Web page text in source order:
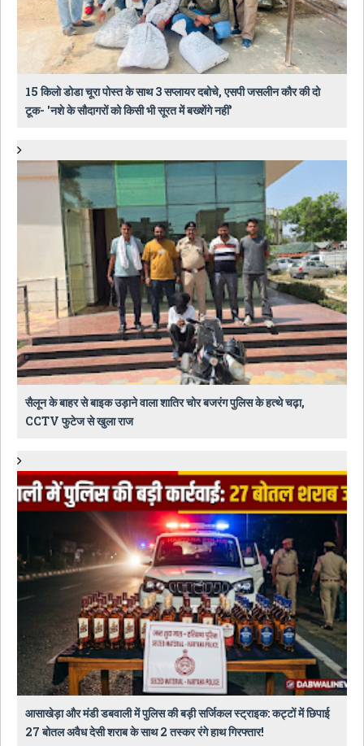
15 किलो डोडा चूरा पोस्त के साथ 3 सप्लायर दबोचे, एसपी जसलीन कौर की दो
टूक- 'नशे के सौदागरों को किसी भी सूरत में बख्शेंगे नहीं'
सैलून के बाहर से बाइक उड़ाने वाला शातिर चोर बजरंग पुलिस के हत्थे चढ़ा,
CCTV फुटेज से खुला राज
आसाखेड़ा और मंडी डबवाली में पुलिस की बड़ी सर्जिकल स्ट्राइक: कट्टों में छिपाई
27 बोतल अवैध देसी शराब के साथ 2 तस्कर रंगे हाथ गिरफ्तार!